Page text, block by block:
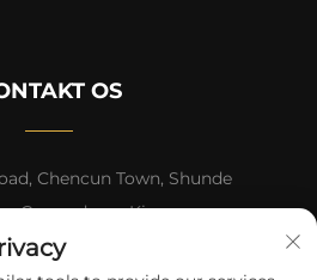
OS
Chencun Town, Shunde
Guangdong, Kina.